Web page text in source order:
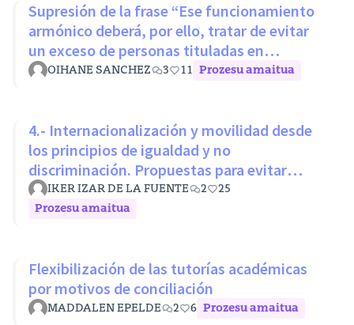
Supresión de la frase “Ese funcionamiento
armónico deberá, por ello, tratar de evitar
un exceso de personas tituladas en
disciplinas con mínimos nivel
OIHANE SANCHEZ 3 11 Prozesu amaitua
4.- Internacionalización y movilidad desde
los principios de igualdad y no
discriminación. Propuestas para evitar
desigualdades estructurales
IKER IZAR DE LA FUENTE 2
25
Prozesu amaitua
Flexibilización de las tutorías académicas
por motivos de conciliación
MADDALEN EPELDE 2 6 Prozesu amaitua